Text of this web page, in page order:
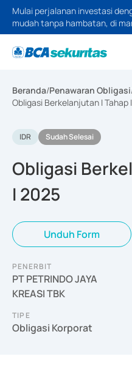
Mulai perjalanan investasi
mudah tanpa hambatan, di
Beranda/Penawaran Obligasi
Obligasi Berkelanjutan I Tahap
IDR Sudah Selesai
Obligasi
I 2025
Unduh Form
PENERBIT
PT PETRINDO JAYA
KREASI TBK
TIPE
Obligasi Korporat